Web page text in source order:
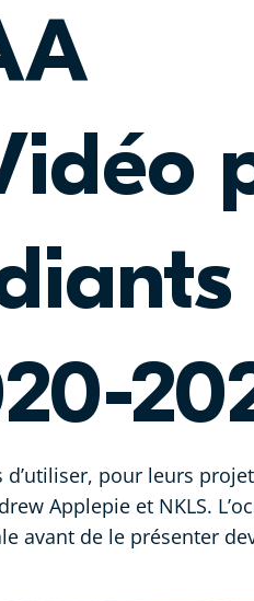
d’utiliser, pour leurs
Applepie et NKLS.
avant de le présenter